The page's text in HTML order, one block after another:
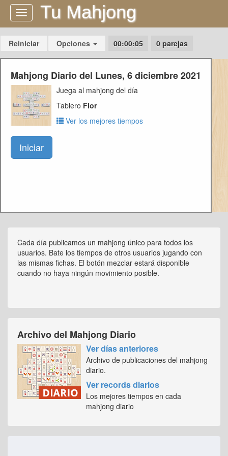
NavegaciónTu Mahjong
Opciones 00:00:05 0 parejas
Mahjong Diario del Lunes, 6 diciembre 2021
Juega al mahjong del día
Tablero Flor
Ver los mejores tiempos
Iniciar
Cada día publicamos un mahjong único para todos los
usuarios. Bate los tiempos de otros usuarios jugando con
las mismas fichas. El botón mezclar estará disponible
cuando no haya ningún movimiento posible.
Archivo del Mahjong Diario
Ver días anteriores
Archivo de publicaciones del mahjong
diario.
Ver records diarios
Los mejores tiempos en cada
mahjong diario